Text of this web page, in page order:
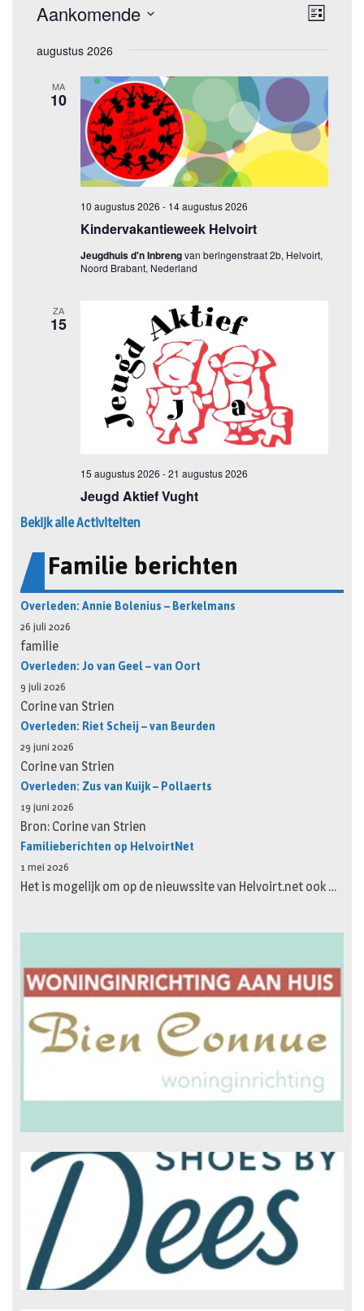
Bekijk alle Activiteiten
Familie berichten
Overleden: Annie Bolenius – Berkelmans
26 juli 2026
familie
Overleden: Jo van Geel – van Oort
9 juli 2026
Corine van Strien
Overleden: Riet Scheij – van Beurden
29 juni 2026
Corine van Strien
Overleden: Zus van Kuijk – Pollaerts
19 juni 2026
Bron: Corine van Strien
Familieberichten op HelvoirtNet
1 mei 2026
Het is mogelijk om op de nieuwssite van Helvoirt.net ook …